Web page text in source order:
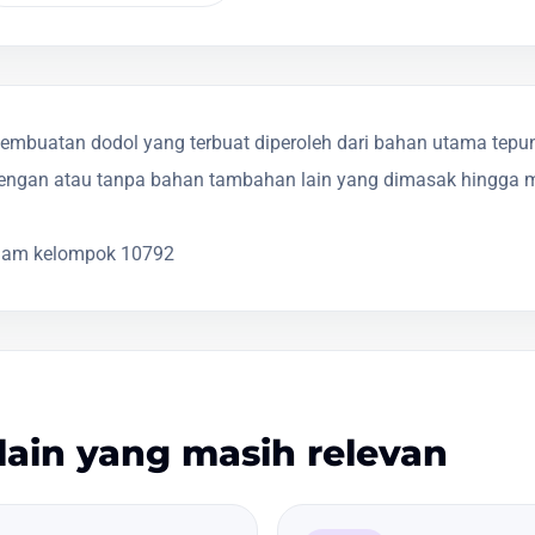
dodol yang terbuat diperoleh dari bahan utama
atau tanpa bahan tambahan lain yang dimasak hingga
kelompok 10792
yang masih relevan